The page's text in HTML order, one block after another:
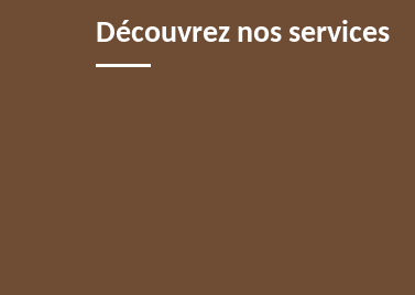
Découvrez nos services